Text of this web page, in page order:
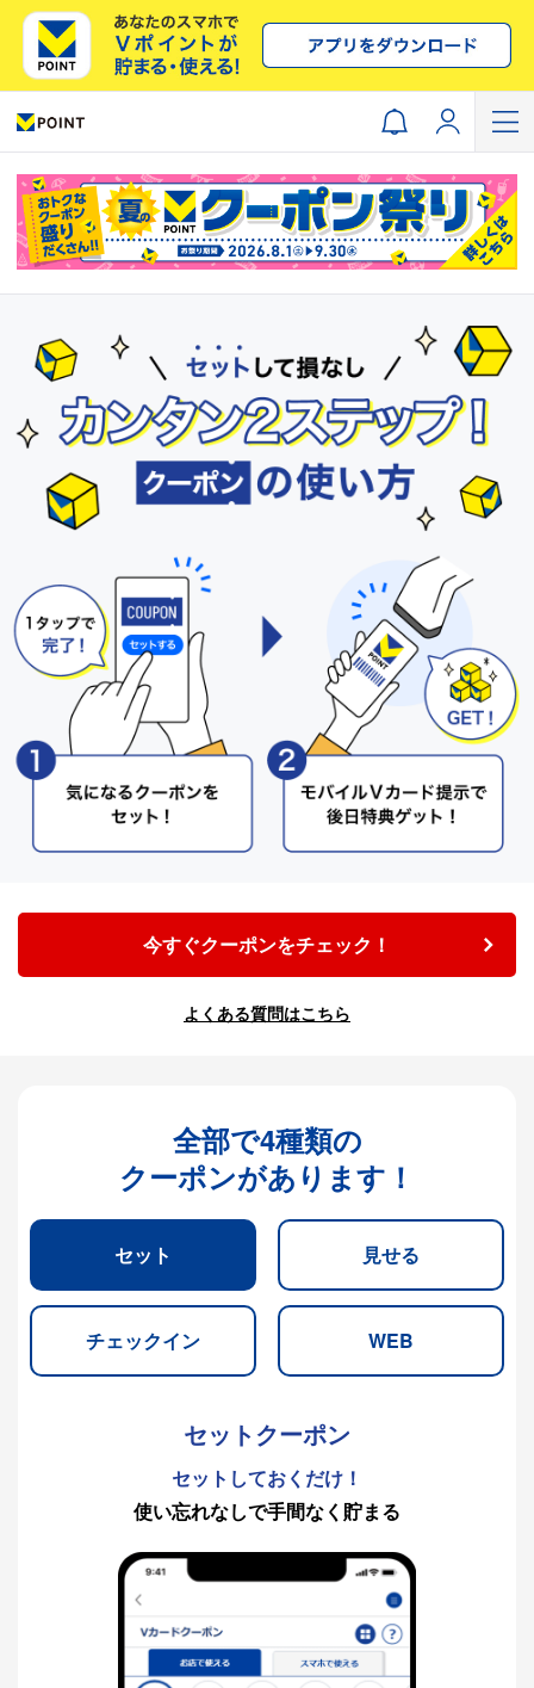
今すぐクーポンをチェック！
よくある質問はこちら
全部で4種類の
クーポンがあります！
セット 見せる
チェックイン WEB
セットクーポン
セットしておくだけ！
使い忘れなしで手間なく貯まる